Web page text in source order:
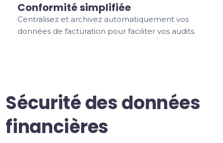
Conformité simplifiée
Centralisez et archivez automatiquement vos
données de facturation pour faciliter vos audits.
Sécurité des données
financières